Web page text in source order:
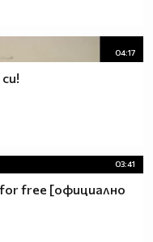
04:17
03:41
for free [официално